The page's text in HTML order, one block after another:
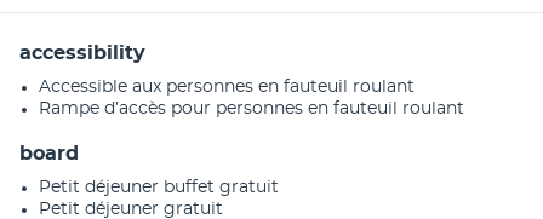
accessibility
Accessible aux personnes en fauteuil roulant
Rampe d’accès pour personnes en fauteuil roulant
board
Petit déjeuner buffet gratuit
Petit déjeuner gratuit